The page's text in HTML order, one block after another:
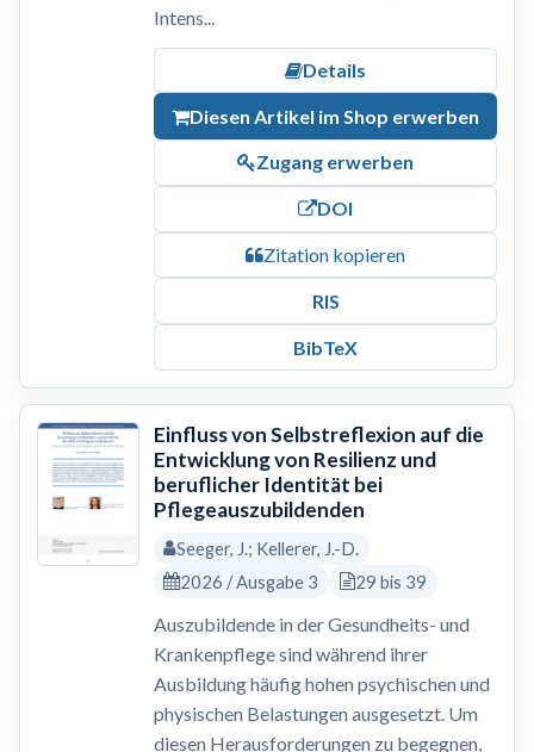
Intens...
Details
Diesen Artikel im Shop erwerben
Zugang erwerben
DOI
Zitation kopieren
RIS
BibTeX
Einfluss von Selbstreflexion auf die
Entwicklung von Resilienz und
beruflicher Identität bei
Pflegeauszubildenden
Seeger, J.; Kellerer, J.-D.
2026 / Ausgabe 3
29 bis 39
Auszubildende in der Gesundheits- und
Krankenpflege sind während ihrer
Ausbildung häufig hohen psychischen und
physischen Belastungen ausgesetzt. Um
diesen Herausforderungen zu begegnen,